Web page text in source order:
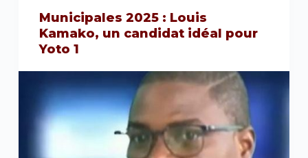
Municipales 2025 : Louis
Kamako, un candidat idéal pour
Yoto 1